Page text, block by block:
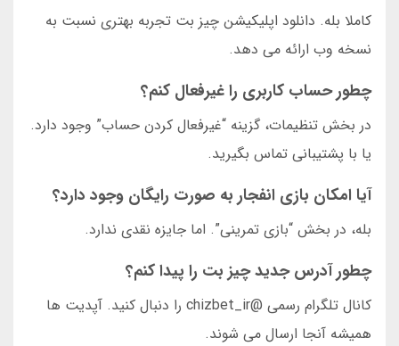
کاملا بله. دانلود اپلیکیشن چیز بت تجربه بهتری نسبت به
نسخه وب ارائه می دهد.
چطور حساب کاربری را غیرفعال کنم؟
در بخش تنظیمات، گزینه “غیرفعال کردن حساب” وجود دارد.
یا با پشتیبانی تماس بگیرید.
آیا امکان بازی انفجار به صورت رایگان وجود دارد؟
بله، در بخش “بازی تمرینی”. اما جایزه نقدی ندارد.
چطور آدرس جدید چیز بت را پیدا کنم؟
کانال تلگرام رسمی @chizbet_ir را دنبال کنید. آپدیت ها
همیشه آنجا ارسال می شوند.